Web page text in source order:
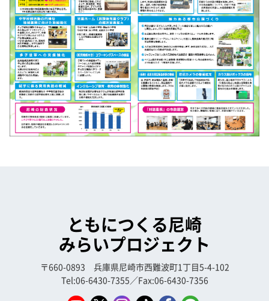
ともにつくる尼崎
みらいプロジェクト
〒660-0893 兵庫県尼崎市西難波町1丁目5-4-102
Tel:06-6430-7355／Fax:06-6430-7356